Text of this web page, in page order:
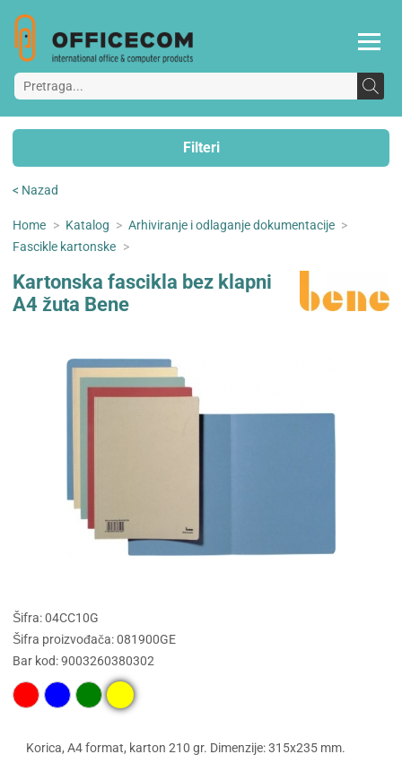
Filteri
< Nazad
Home > Katalog > Arhiviranje i odlaganje dokumentacije >
Fascikle kartonske >
Kartonska fascikla bez klapni
A4 žuta Bene
Šifra: 04CC10G
Šifra proizvođača: 081900GE
Bar kod: 9003260380302
Korica, A4 format, karton 210 gr. Dimenzije: 315x235 mm.